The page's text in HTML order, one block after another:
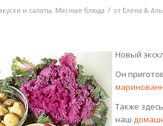
и салаты, Мясные блюда / от Елена &
Новый
Он
Также
наш